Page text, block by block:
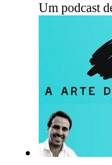
Um podcast